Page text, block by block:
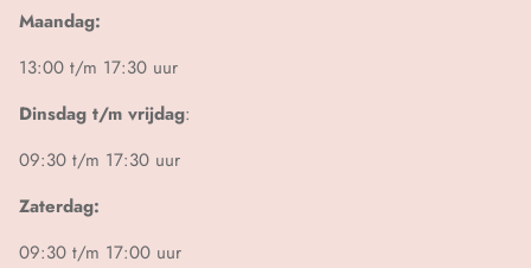
Maandag:
13:00 t/m 17:30 uur
Dinsdag t/m vrijdag:
09:30 t/m 17:30 uur
Zaterdag:
09:30 t/m 17:00 uur